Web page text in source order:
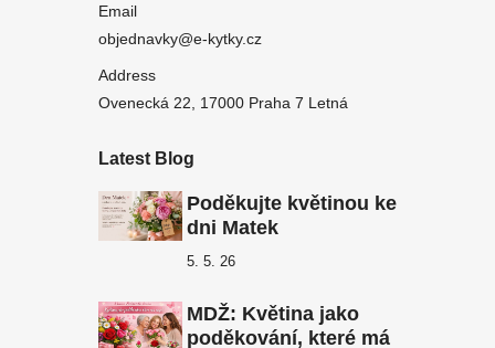
Email
objednavky@e-kytky.cz
Address
Ovenecká 22, 17000 Praha 7 Letná
Latest Blog
Poděkujte květinou ke
dni Matek
5. 5. 26
MDŽ: Květina jako
poděkování, které má